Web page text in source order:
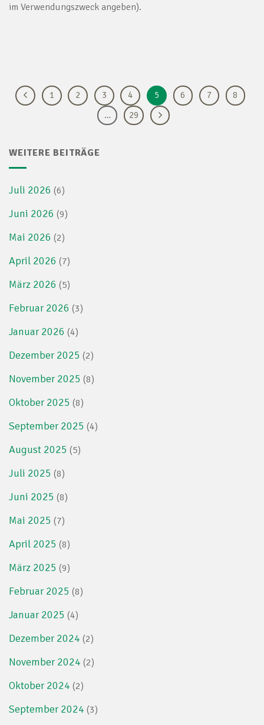
im Verwendungszweck angeben).
1 2 3 4 5 6 7
8
…
29
WEITERE BEITRÄGE
Juli 2026 (6)
Juni 2026 (9)
Mai 2026 (2)
April 2026 (7)
März 2026 (5)
Februar 2026 (3)
Januar 2026 (4)
Dezember 2025 (2)
November 2025 (8)
Oktober 2025 (8)
September 2025 (4)
August 2025 (5)
Juli 2025 (8)
Juni 2025 (8)
Mai 2025 (7)
April 2025 (8)
März 2025 (9)
Februar 2025 (8)
Januar 2025 (4)
Dezember 2024 (2)
November 2024 (2)
Oktober 2024 (2)
September 2024 (3)